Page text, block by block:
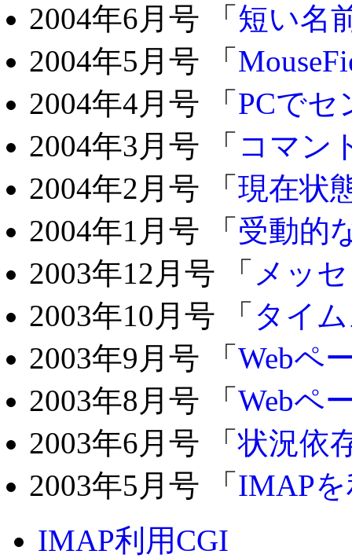
2004年6月号 「 短い名
2004年5月号 「
2004年4月号 「 PCでセ
2004年3月号 「 コマン
2004年2月号 「 現在状
2004年1月号 「 受動的
2003年12月号 「 メッ
2003年10月号 「 タイ
2003年9月号 「 Webペ
2003年8月号 「 Webペ
2003年6月号 「状況依
2003年5月号 「 IMAP
IMAP利用CGI